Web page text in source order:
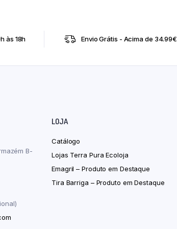
às 18h Envio Grátis - Acima de 34.99€
B-
LOJA
Catálogo
Lojas Terra Pura Ecoloja
Emagril – Produto em Destaque
Tira Barriga – Produto em Destaque